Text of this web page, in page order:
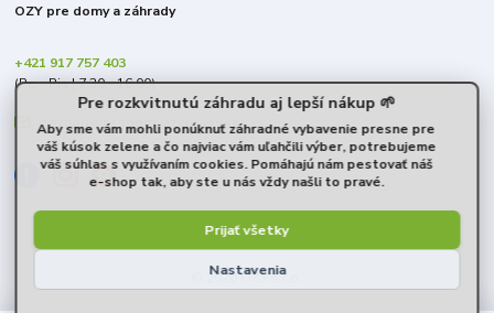
OZY pre domy a záhrady
+421 917 757 403
(Po - Pia | 7:30 - 16:00)
obchod@predomyazahrady.sk
© 2026 OZY s.r.o.
Pre rozkvitnutú záhradu aj lepší nákup 🌱
Aby sme vám mohli ponúknuť záhradné vybavenie presne pre
váš kúsok zelene a čo najviac vám uľahčili výber, potrebujeme
váš súhlas s využívaním cookies. Pomáhajú nám pestovať náš
e-shop tak, aby ste u nás vždy našli to pravé.
Nastavenia
Prijať všetky